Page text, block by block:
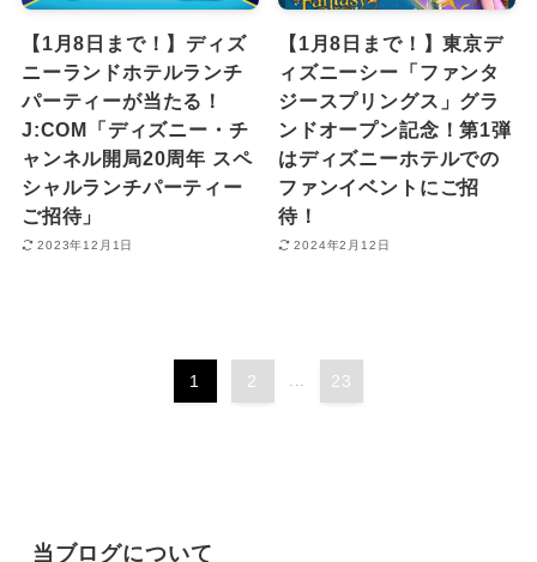
【1月8日まで！】ディズ
ニーランドホテルランチ
パーティーが当たる！
J:COM「ディズニー・チ
ャンネル開局20周年 スペ
シャルランチパーティー
ご招待」
2023年12月1日
【1月8日まで！】東京デ
ィズニーシー「ファンタ
ジースプリングス」グラ
ンドオープン記念！第1弾
はディズニーホテルでの
ファンイベントにご招
待！
2024年2月12日
1 2 23
当ブログについて